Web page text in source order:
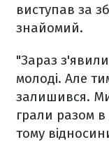
виступав за
знайомий.
"Зараз
молоді. Але
залишився.
грали разом
тому